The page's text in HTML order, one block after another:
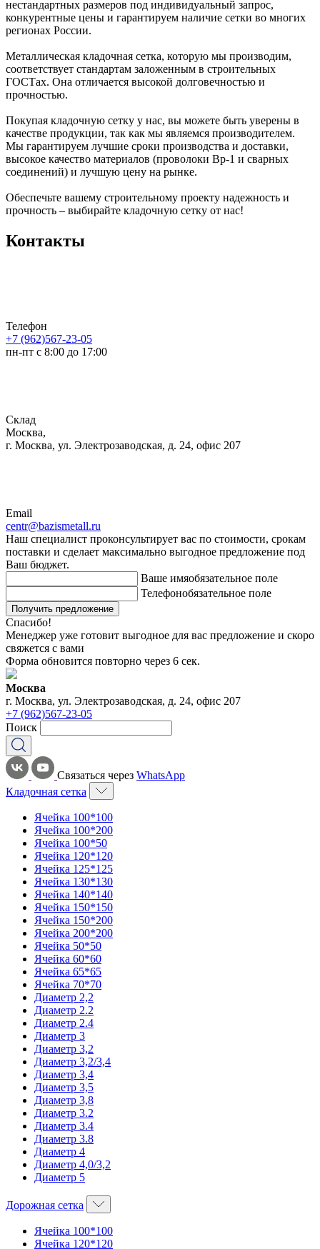
нестандартных размеров под индивидуальный запрос,
конкурентные цены и гарантируем наличие сетки во многих
регионах России.
Металлическая кладочная сетка, которую мы производим,
соответствует стандартам заложенным в строительных
ГОСТах. Она отличается высокой долговечностью и
прочностью.
Покупая кладочную сетку у нас, вы можете быть уверены в
качестве продукции, так как мы являемся производителем.
Мы гарантируем лучшие сроки производства и доставки,
высокое качество материалов (проволоки Вр-1 и сварных
соединений) и лучшую цену на рынке.
Обеспечьте вашему строительному проекту надежность и
прочность – выбирайте кладочную сетку от нас!
Контакты
Телефон
+7 (962)567-23-05
пн-пт с 8:00 до 17:00
Склад
Москва,
г. Москва, ул. Электрозаводская, д. 24, офис 207
Email
centr@bazismetall.ru
Наш специалист проконсультирует вас по стоимости, срокам
поставки и сделает максимально выгодное предложение под
Ваш бюджет.
Ваше имяобязательное поле
Телефонобязательное поле
Получить предложение
Спасибо!
Менеджер уже готовит выгодное для вас предложение и скоро
свяжется с вами
Форма обновится повторно через 6 сек.
Москва
г. Москва, ул. Электрозаводская, д. 24, офис 207
+7 (962)567-23-05
Поиск
Связаться через WhatsApp
Кладочная сетка
Ячейка 100*100
Ячейка 100*200
Ячейка 100*50
Ячейка 120*120
Ячейка 125*125
Ячейка 130*130
Ячейка 140*140
Ячейка 150*150
Ячейка 150*200
Ячейка 200*200
Ячейка 50*50
Ячейка 60*60
Ячейка 65*65
Ячейка 70*70
Диаметр 2,2
Диаметр 2.2
Диаметр 2.4
Диаметр 3
Диаметр 3,2
Диаметр 3,2/3,4
Диаметр 3,4
Диаметр 3,5
Диаметр 3,8
Диаметр 3.2
Диаметр 3.4
Диаметр 3.8
Диаметр 4
Диаметр 4,0/3,2
Диаметр 5
Дорожная сетка
Ячейка 100*100
Ячейка 120*120